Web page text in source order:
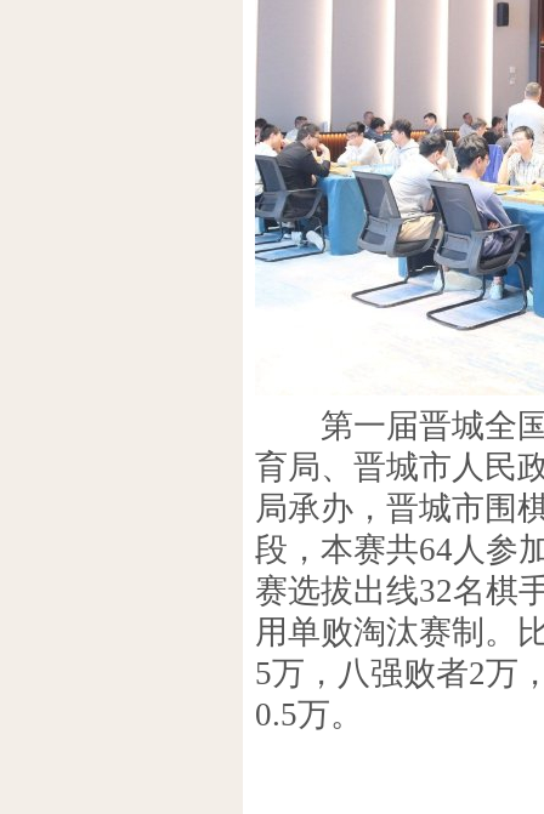
第一届晋城全国
育局、晋城市人民
局承办，晋城市围
段，本赛共64人参
赛选拔出线32名棋
用单败淘汰赛制。
5万，八强败者2万
0.5万。